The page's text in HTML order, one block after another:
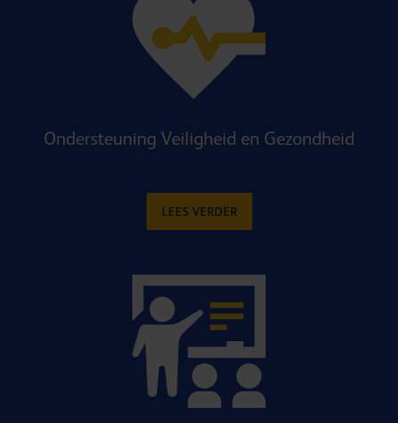
Ondersteuning Veiligheid en Gezondheid
LEES VERDER